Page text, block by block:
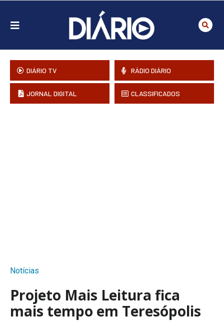
DIÁRIO TV RÁDIO DIÁRIO
JORNAL DIGITAL CLASSIFICADOS
Notícias
Projeto Mais Leitura fica
mais tempo em Teresópolis